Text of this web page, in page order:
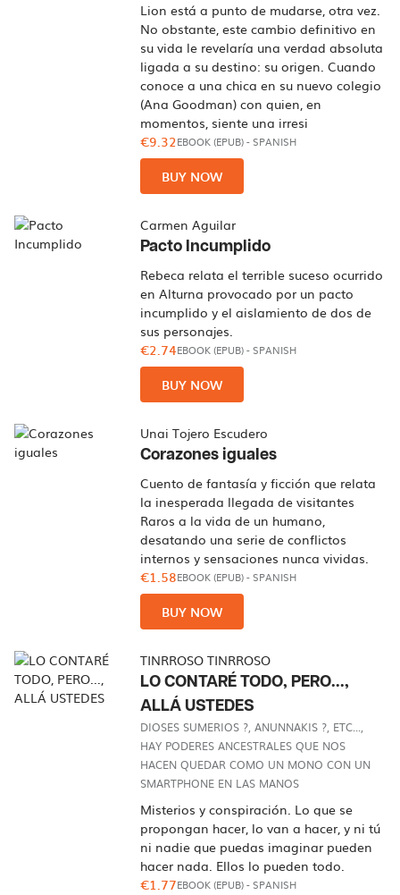
Lion está a punto de mudarse, otra vez.
No obstante, este cambio definitivo en
su vida le revelaría una verdad absoluta
ligada a su destino: su origen. Cuando
conoce a una chica en su nuevo colegio
(Ana Goodman) con quien, en
momentos, siente una irresi
€9.32EBOOK (EPUB)-SPANISH
BUY NOW
Carmen Aguilar
Pacto Incumplido
Rebeca relata el terrible suceso ocurrido
en Alturna provocado por un pacto
incumplido y el aislamiento de dos de
sus personajes.
€2.74EBOOK (EPUB)-SPANISH
BUY NOW
Unai Tojero Escudero
Corazones iguales
Cuento de fantasía y ficción que relata
la inesperada llegada de visitantes
Raros a la vida de un humano,
desatando una serie de conflictos
internos y sensaciones nunca vividas.
€1.58EBOOK (EPUB)-SPANISH
BUY NOW
TINRROSO TINRROSO
LO CONTARÉ TODO, PERO...,
ALLÁ USTEDES
DIOSES SUMERIOS ?, ANUNNAKIS ?, ETC...,
HAY PODERES ANCESTRALES QUE NOS
HACEN QUEDAR COMO UN MONO CON UN
SMARTPHONE EN LAS MANOS
Misterios y conspiración. Lo que se
propongan hacer, lo van a hacer, y ni tú
ni nadie que puedas imaginar pueden
hacer nada. Ellos lo pueden todo.
€1.77EBOOK (EPUB)-SPANISH